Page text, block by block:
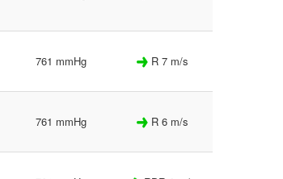
761 mmHg R 7 m/s
761 mmHg R 6 m/s